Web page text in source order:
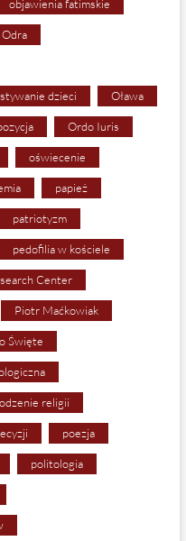
objawienia fatimskie
Odra
dzieci Oława
Ordo Iuris
oświecenie
papież
patriotyzm
pedofilia w kościele
Center
Piotr Maćkowiak
Święte
religii
poezja
politologia